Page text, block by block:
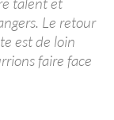
Le retour
est de loin
faire face